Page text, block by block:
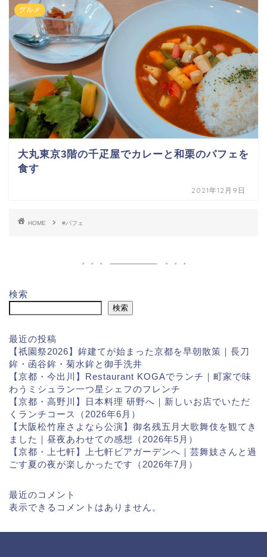
グルメ
大丸東京3階の千疋屋でカレーと和栗のパフェを
食す
2021年12月9日
HOME #パフェ
検索
検索
最近の投稿
【祇園祭2026】鉾建てが始まった京都を早朝散策｜長刀
鉾・函谷鉾・菊水鉾と御手洗井
【京都・今出川】Restaurant KOGAでランチ｜町家で味
わうミシュラン一つ星シェフのフレンチ
【京都・高野川】日本料理 研野へ｜新しいお店でいただ
くランチコース（2026年6月）
【大阪松竹座さよなら公演】御名残五月大歌舞伎を観てき
ました｜昼夜あわせての感想（2026年5月）
【京都・上七軒】上七軒ビアガーデンへ｜芸舞妓さんと過
ごす夏の夜が楽しかったです（2026年7月）
最近のコメント
表示できるコメントはありません。